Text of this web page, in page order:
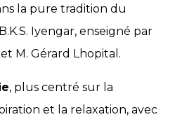
la pure tradition du
Iyengar, enseigné par
M. Gérard Lhopital.
, plus centré sur la
et la relaxation, avec